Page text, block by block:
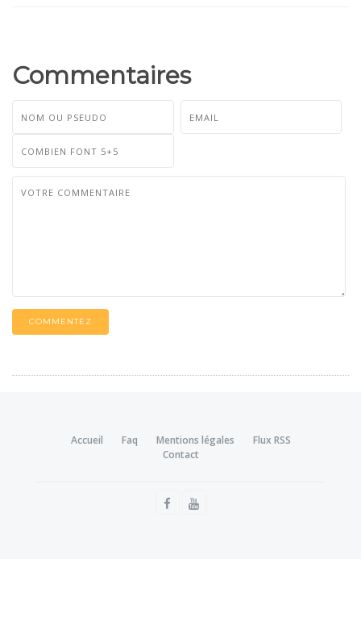
Commentaires
COMMENTEZ
Accueil Faq Mentions légales
Flux RSS
Contact